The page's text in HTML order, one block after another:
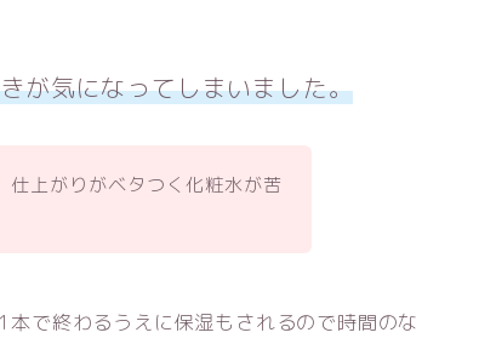
が気になってしまいました。
上がりがベタつく化粧水が苦
で終わるうえに保湿もされるので時間のな